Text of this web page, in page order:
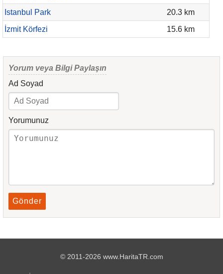
Istanbul Park
20.3 km
İzmit Körfezi
15.6 km
Yorum veya Bilgi Paylaşın
Ad Soyad
Yorumunuz
Gönder
© 2011-2026 www.HaritaTR.com